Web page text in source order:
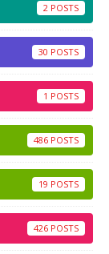
2
30
1
486
19
426